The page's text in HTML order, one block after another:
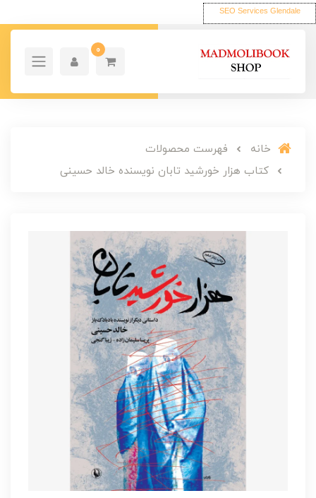
SEO Services Glendale
0
خانه
فهرست محصولات
کتاب هزار خورشید تابان نویسنده خالد حسینی